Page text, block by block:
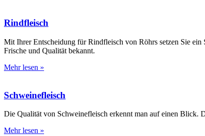
Rindfleisch
Mit Ihrer Entscheidung für Rindfleisch von Röhrs setzen Sie
Frische und Qualität bekannt.
Mehr lesen »
Schweinefleisch
Die Qualität von Schweinefleisch erkennt man auf einen Blick.
Mehr lesen »